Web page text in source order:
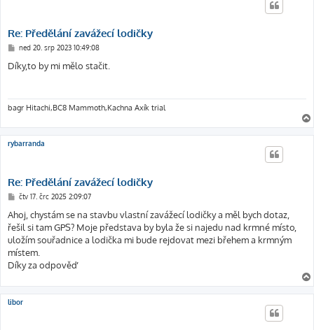
Re: Předělání zavážecí lodičky
P
í
s
v
e
k
ned 20. srp 2023 10:49:08
Díky,to by mi mělo stačit.
bagr Hitachi,BC8 Mammoth,Kachna Axík trial
rybarranda
Re: Předělání zavážecí lodičky
P
í
s
p
ě
v
e
k
čtv 17. črc 2025 2:09:07
Ahoj, chystám se na stavbu vlastní zavážecí lodičky a měl bych dotaz,
řešil si tam GPS? Moje představa by byla že si najedu nad krmné místo,
uložím souřadnice a lodička mi bude rejdovat mezi břehem a krmným
místem.
Díky za odpověď
libor